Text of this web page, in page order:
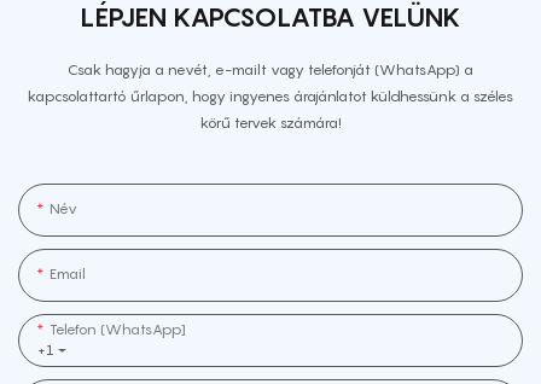
LÉPJEN KAPCSOLATBA VELÜNK
Csak hagyja a nevét, e-mailt vagy telefonját (WhatsApp) a
kapcsolattartó űrlapon, hogy ingyenes árajánlatot küldhessünk a széles
körű tervek számára!
Név
Email
+1
Telefon (WhatsApp]